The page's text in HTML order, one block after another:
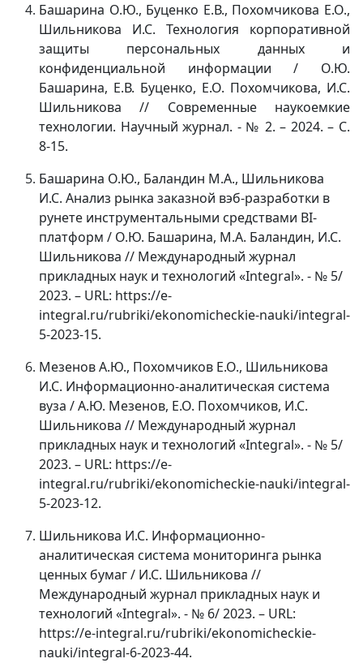
Башарина О.Ю., Буценко Е.В., Похомчикова Е.О.,
Шильникова И.С. Технология корпоративной
защиты персональных данных и
конфиденциальной информации / О.Ю.
Башарина, Е.В. Буценко, Е.О. Похомчикова, И.С.
Шильникова // Современные наукоемкие
технологии. Научный журнал. - № 2. – 2024. – С.
8-15.
Башарина О.Ю., Баландин М.А., Шильникова
И.С. Анализ рынка заказной вэб-разработки в
рунете инструментальными средствами ВI-
платформ / О.Ю. Башарина, М.А. Баландин, И.С.
Шильникова // Международный журнал
прикладных наук и технологий «Integral». - № 5/
2023. – URL: https://e-
integral.ru/rubriki/ekonomicheckie-nauki/integral-
5-2023-15.
Мезенов А.Ю., Похомчиков Е.О., Шильникова
И.С. Информационно-аналитическая система
вуза / А.Ю. Мезенов, Е.О. Похомчиков, И.С.
Шильникова // Международный журнал
прикладных наук и технологий «Integral». - № 5/
2023. – URL: https://e-
integral.ru/rubriki/ekonomicheckie-nauki/integral-
5-2023-12.
Шильникова И.С. Информационно-
аналитическая система мониторинга рынка
ценных бумаг / И.С. Шильникова //
Международный журнал прикладных наук и
технологий «Integral». - № 6/ 2023. – URL:
https://e-integral.ru/rubriki/ekonomicheckie-
nauki/integral-6-2023-44.